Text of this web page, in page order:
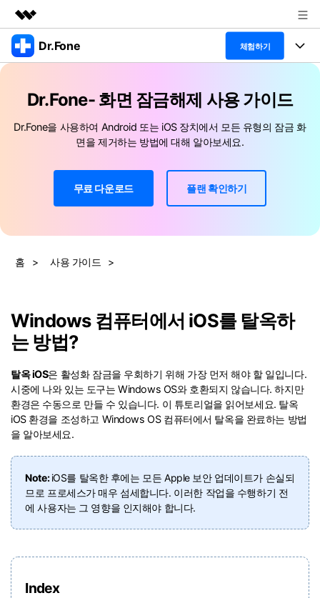
주요 제품
유틸리티
솔루션
Dr.Fone 체험하기
Dr.Fone Basic
폴 툴킷 보기 >
닥터폰 하이라이트 살펴보기
공식 설치 파일 및 최신 버전 업데이트
3,000개 이상의 사용 가이드, 전문가
팁 및 최신 모바일 소식을 확인하세
요.
고객 지원
iOS26 다운그레이드
Dr.Fone- 화면 잠금해제 사용 가이드
Dr.Fone을 사용하여 Android 또는 iOS 장치에서 모든 유형의 잠금 화
면을 제거하는 방법에 대해 알아보세요.
무료 다운로드 플랜 확인하기
홈 > 사용 가이드 >
Windows 컴퓨터에서 iOS를 탈옥하
는 방법?
탈옥 iOS은 활성화 잠금을 우회하기 위해 가장 먼저 해야 할 일입니다.
시중에 나와 있는 도구는 Windows OS와 호환되지 않습니다. 하지만
환경은 수동으로 만들 수 있습니다. 이 튜토리얼을 읽어보세요. 탈옥
iOS 환경을 조성하고 Windows OS 컴퓨터에서 탈옥을 완료하는 방법
을 알아보세요.
Note:iOS를 탈옥한 후에는 모든 Apple 보안 업데이트가 손실되
므로 프로세스가 매우 섬세합니다. 이러한 작업을 수행하기 전
에 사용자는 그 영향을 인지해야 합니다.
Index